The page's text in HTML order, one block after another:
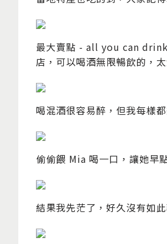
最大賣點 - all you can drink
店，可以喝酒無限暢飲的，太
喝混酒很容易醉，但我每樣
偷偷餵 Mia 喝一口，讓她早
結果我先茫了，好久沒有如